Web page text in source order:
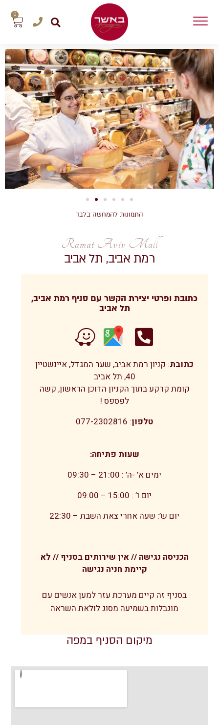
0
התמונות להמחשה בלבד
Ramat Aviv Mall
רמת אביב, תל אביב
כתובת ופרטי יצירת הקשר עם סניף רמת אביב,
תל אביב
כתובת: קניון רמת אביב, שער המגדל, איינשטיין
40, תל אביב
קומת קרקע בתוך הקניון הדוכן הראשון, קשה
לפספס !
טלפון: 0
77-2302816
שעות פתיחה:
ימים א’ -ה’ : 21:00 – 09:30
יום ו’ : 15:00 – 09:00
יום ש’: שעה אחרי צאת השבת – 22:30
הכניסה נגישה // אין שירותים בסניף // לא
קיימת חניה נגישה
בסניף זה קיים מערכת עזר למען אנשים עם
מוגבלות בשמיעה מסוג לולאת השראה
מיקום הסניף במפה